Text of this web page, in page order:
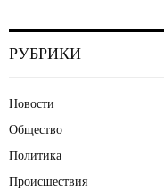
РУБРИКИ
Новости
Общество
Политика
Происшествия